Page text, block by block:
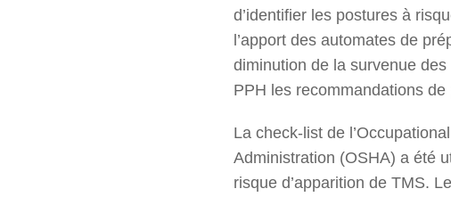
d’identifier les postures à
l’apport des automates de
diminution de la survenue
PPH les recommandations
La check-list de
Administration (OSHA) a été
risque d’apparition de TMS.